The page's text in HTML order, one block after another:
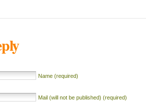
Name (required)
Mail (will not be published) (required)